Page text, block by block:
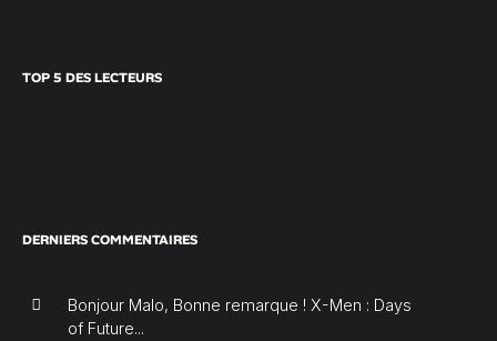
TOP 5 DES LECTEURS
DERNIERS COMMENTAIRES
Bonjour Malo, Bonne remarque ! X-Men : Days
of Future...